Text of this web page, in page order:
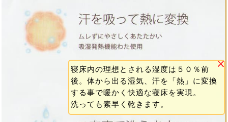
寝床内の理想とされる湿度は５０％前
後。体から出る湿気、汗を「熱」に変換
する事で暖かく快適な寝床を実現。
洗っても素早く乾きます。